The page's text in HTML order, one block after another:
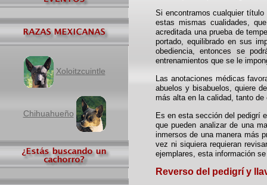
Xoloitzcuintle
Chihuahueño
Si encontramos cualquier
estas mismas cualidades,
acreditada una prueba de
portado, equilibrado en sus
obediencia, entonces se
entrenamientos que se le
Las anotaciones médicas
abuelos y bisabuelos, quiere
más alta en la calidad, tanto
Es en esta sección del pedigrí
que pueden analizar de una
inmersos de una manera más
vez ni siquiera requieran
ejemplares, esta información
Reverso del pedigrí y